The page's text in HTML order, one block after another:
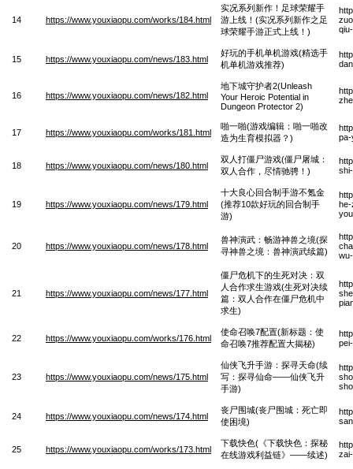
14 https://www.youxiaopu.com/works/184.html
实况系列新作！足球荣耀手
游上线！(实况系列新作之足
球荣耀手游正式上线！)
15 https://www.youxiaopu.com/news/183.html
好玩的手机单机游戏(精选手
机单机游戏推荐)
16 https://www.youxiaopu.com/news/182.html
地下城守护者2(Unleash
Your Heroic Potential in
Dungeon Protector 2)
17 https://www.youxiaopu.com/works/181.html
啪一啪(游戏编辑：啪一啪改
造为生育模拟器？)
pa-
18 https://www.youxiaopu.com/news/180.html
双人打僵尸游戏(僵尸屠城：
双人合作，尽情驰骋！)
19 https://www.youxiaopu.com/news/179.html
十大良心回合制手游不氪金
(推荐10款好玩的回合制手
游)
he-
20 https://www.youxiaopu.com/news/178.html
兽神演武：畅游神兽之境(探
寻神兽之境：兽神演武续篇)
21 https://www.youxiaopu.com/news/177.html
僵尸危机下的生死对决：双
人合作求生游戏(生死对决续
篇：双人合作在僵尸危机中
求生)
22 https://www.youxiaopu.com/works/176.html
使命召唤7配置(新标题：使
命召唤7推荐配置大揭秘)
23 https://www.youxiaopu.com/news/175.html
仙侠飞升手游：探寻天命(续
写：探寻仙命——仙侠飞升
手游)
24 https://www.youxiaopu.com/news/174.html
丧尸围城(丧尸围城：死亡即
使困境)
25 https://www.youxiaopu.com/works/173.html
下载快色(《下载快色：探秘
在线游戏利益链》——续述)